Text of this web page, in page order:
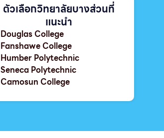
ตัวเลือกวิทยาลัยบางส่วนที่
แนะนำ
Douglas College
Fanshawe College
Humber Polytechnic
Seneca Polytechnic
Camosun College